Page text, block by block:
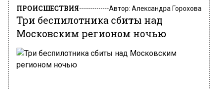
ПРОИСШЕСТВИЯ Автор: Александра Горохова
Три беспилотника сбиты над
Московским регионом ночью